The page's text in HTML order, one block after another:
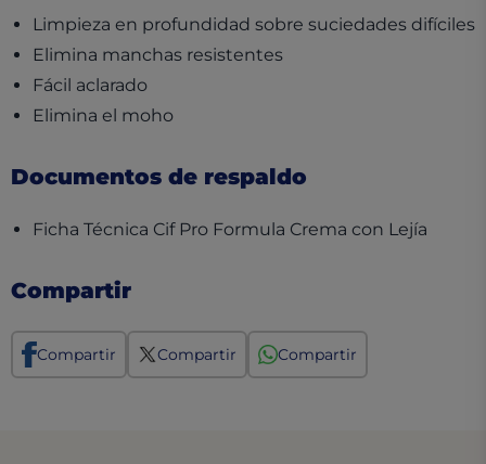
Limpieza en profundidad sobre suciedades difíciles
Elimina manchas resistentes
Fácil aclarado
Elimina el moho
Documentos de respaldo
Ficha Técnica Cif Pro Formula Crema con Lejía
Compartir
Compartir Compartir Compartir